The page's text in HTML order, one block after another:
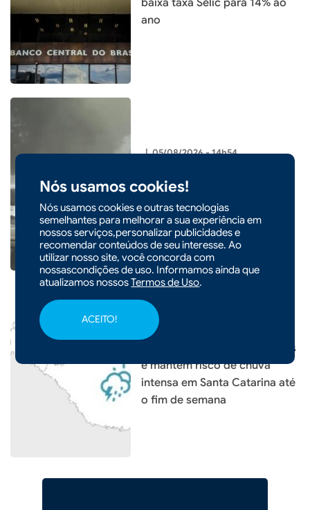
Nós usamos cookies!
Nós usamos cookies e outras tecnologias
semelhantes para melhorar a sua experiência em
nossos serviços,personalizar publicidades e
recomendar conteúdos de seu interesse. Ao
utilizar nosso site, você concorda com
nossascondições de uso. Informamos ainda que
atualizamos nossosTermos de Uso.
ACEITO!
ano
| 05/08/2026 - 14h54
bomba que pode atingir o Sul
do país
05/08/2026 - 09h19
Frente fria provoca temporais
e mantém risco de chuva
intensa em Santa Catarina até
o fim de semana